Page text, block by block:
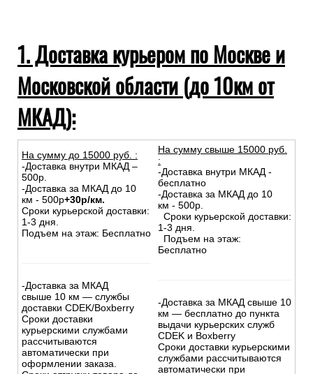
1. Доставка курьером по Москве и
Московской области (до 10км от
МКАД):
На сумму до 15000 руб. :
-Доставка внутри МКАД –
500р.
-Доставка за МКАД до 10
км - 500р+30р/км.
Сроки курьерской доставки:
1-3 дня.
Подъем на этаж: Бесплатно
-Доставка за МКАД
свыше 10 км — службы
доставки CDEK/Boxberry
Сроки доставки
курьерскими службами
рассчитываются
автоматически при
оформлении заказа.
На сумму свыше 15000 руб.
:
-Доставка внутри МКАД -
бесплатно
-Доставка за МКАД до 10
км - 500р.
Сроки курьерской доставки:
1-3 дня.
Подъем на этаж:
Бесплатно
-Доставка за МКАД свыше 10
км — бесплатно до пункта
выдачи курьерских служб
CDEK и Boxberry
Сроки доставки курьерскими
службами рассчитываются
автоматически при